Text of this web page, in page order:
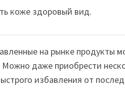
коже здоровый вид.
на рынке продукты
даже приобрести
избавления от